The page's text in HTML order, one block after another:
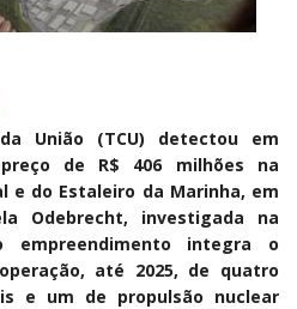
União (TCU) detectou em
de R$ 406 milhões na
e do Estaleiro da Marinha, em
Odebrecht, investigada na
empreendimento integra o
até 2025, de quatro
e um de propulsão nuclear